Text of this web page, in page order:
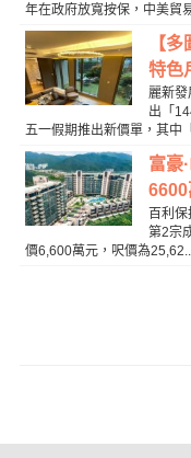
年在政府放寬按保，中美貿
【
特色
麗新
出「
五一假期推出新價單，其中
富豪
6600
百利保
第2宗
價6,600萬元，呎價為25,62...